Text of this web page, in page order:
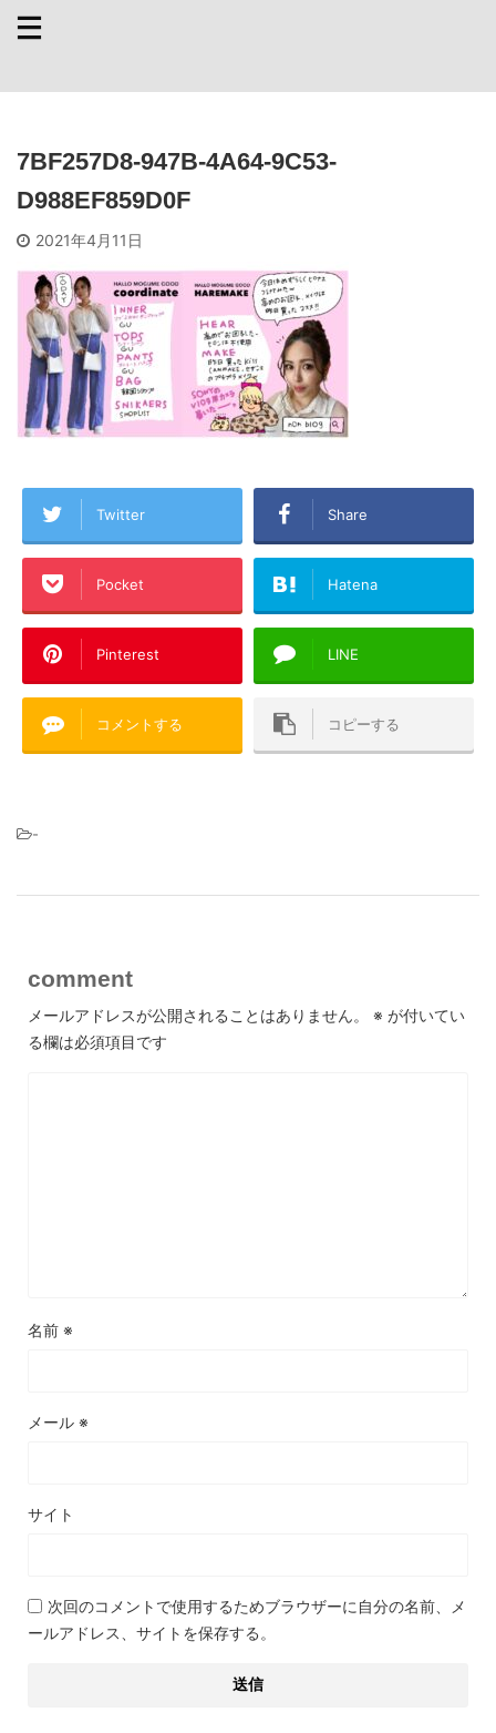
7BF257D8-947B-4A64-9C53-
D988EF859D0F
2021年4月11日
Twitter Share
Pocket Hatena
Pinterest LINE
コメントする コピーする
-
comment
メールアドレスが公開されることはありません。 ※ が付いてい
る欄は必須項目です
名前 ※
メール ※
サイト
次回のコメントで使用するためブラウザーに自分の名前、メ
ールアドレス、サイトを保存する。